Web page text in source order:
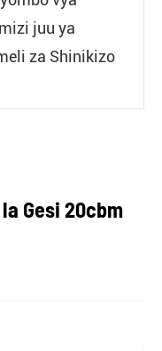
juu ya
za Shinikizo
Gesi 20cbm